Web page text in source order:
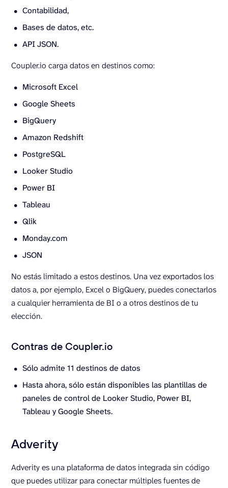
Contabilidad,
Bases de datos, etc.
API JSON.
Coupler.io carga datos en destinos como:
Microsoft Excel
Google Sheets
BigQuery
Amazon Redshift
PostgreSQL
Looker Studio
Power BI
Tableau
Qlik
Monday.com
JSON
No estás limitado a estos destinos. Una vez exportados los
datos a, por ejemplo, Excel o BigQuery, puedes conectarlos
a cualquier herramienta de BI o a otros destinos de tu
elección.
Contras de Coupler.io
Sólo admite 11 destinos de datos
Hasta ahora, sólo están disponibles las plantillas de
paneles de control de Looker Studio, Power BI,
Tableau y Google Sheets.
Adverity
Adverity es una plataforma de datos integrada sin código
que puedes utilizar para conectar múltiples fuentes de